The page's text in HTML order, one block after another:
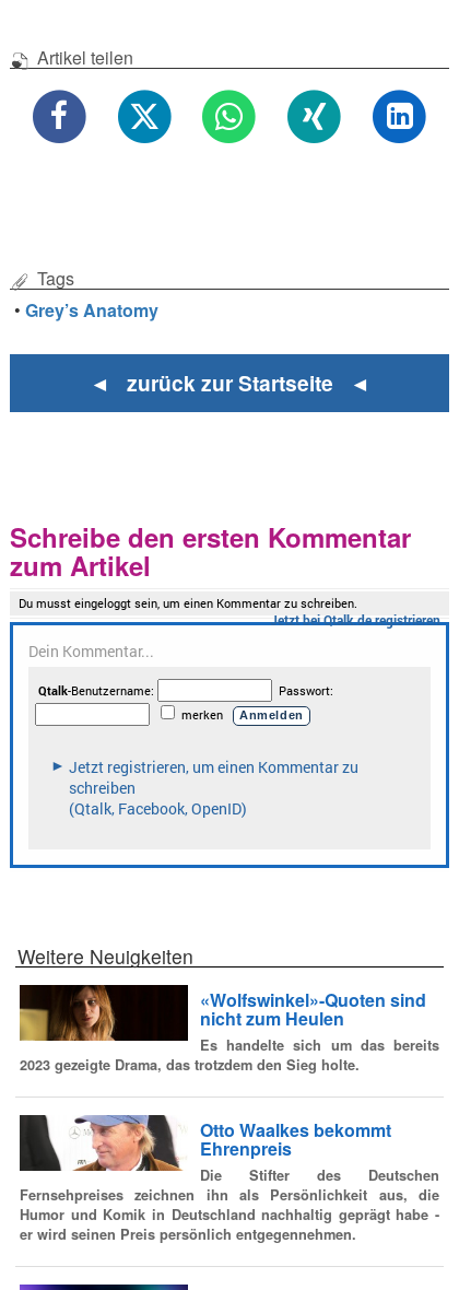
Artikel teilen
Tags
•Grey’s Anatomy
◄ zurück zur Startseite ◄
Schreibe den ersten Kommentar
zum Artikel
Weitere Neuigkeiten
«Wolfswinkel»-Quoten sind
nicht zum Heulen
Es handelte sich um das bereits
2023 gezeigte Drama, das trotzdem den Sieg holte.
Otto Waalkes bekommt
Ehrenpreis
Die Stifter des Deutschen
Fernsehpreises zeichnen ihn als Persönlichkeit aus, die
Humor und Komik in Deutschland nachhaltig geprägt habe -
er wird seinen Preis persönlich entgegennehmen.